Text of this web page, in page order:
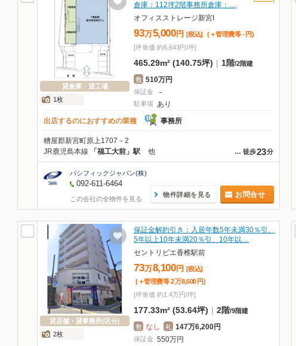
貸倉庫・貸工場
1枚
倉庫：112坪2階事務所倉庫：…
オフィスストレージ新宮Ⅰ
93万5,000 円 [税込] (＋管理費等 - 円)
[坪単価 約6,643円/坪]
465.29m² (140.75坪) | 1階/2階建
敷 510万円
保証金 －
駐車場 あり
出店するのにおすすめの業種
事務所
糟屋郡新宮町原上1707－2
… 徒歩23分
JR鹿児島本線 「福工大前」駅 他
パシフィックジャパン(株)
092-611-6464
この会社の全物件を見る
物件詳細を見る お問合せ
貸店舗・貸事務所(区分)
2枚
保証金解約引き：入居年数5年未満30％引、
5年以上10年未満20％引、10年以…
セントリビエ香椎駅前
73万8,100 円
[税込]
(＋管理費等 2万8,600 円)
[坪単価 約1.4万円/坪]
177.33m² (53.64坪) | 2階/9階建
敷 なし 礼 147万6,200円
保証金 550万円